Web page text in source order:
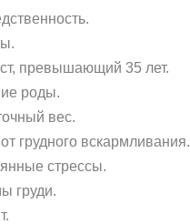
превышающий 35 лет.
роды.
вес.
грудного вскармливания.
стрессы.
груди.